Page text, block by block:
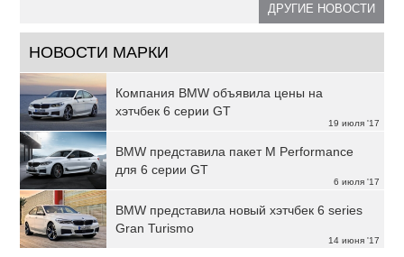
ДРУГИЕ НОВОСТИ
НОВОСТИ МАРКИ
19 июля '17
Компания BMW объявила цены на
хэтчбек 6 серии GT
6 июля '17
BMW представила пакет M Performance
для 6 серии GT
14 июня '17
BMW представила новый хэтчбек 6 series
Gran Turismo